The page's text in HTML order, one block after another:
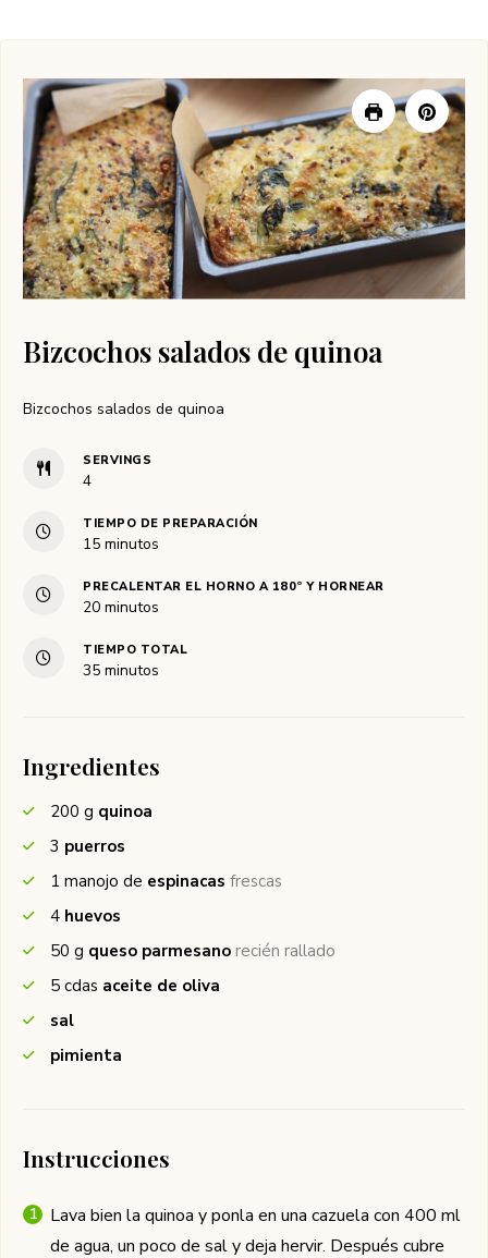
Bizcochos salados de quinoa
Bizcochos salados de quinoa
SERVINGS
4
TIEMPO DE PREPARACIÓN
15minutos
minutos
PRECALENTAR EL HORNO A 180º Y HORNEAR
20minutos
minutos
TIEMPO TOTAL
35minutos
minutos
Ingredientes
200 g quinoa
3 puerros
1 manojo de espinacas frescas
4 huevos
50 g queso parmesano recién rallado
5 cdas aceite de oliva
sal
pimienta
Instrucciones
Lava bien la quinoa y ponla en una cazuela con 400 ml
de agua, un poco de sal y deja hervir. Después cubre